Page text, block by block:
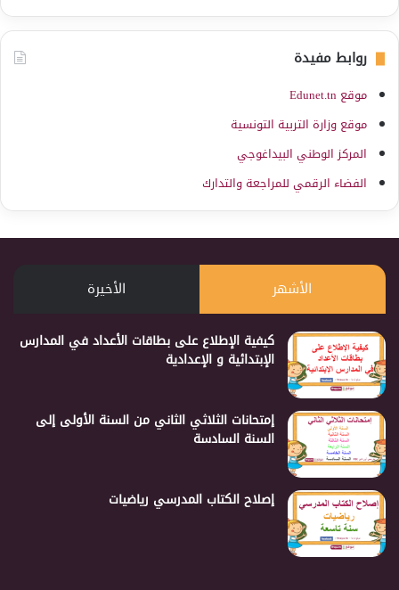
روابط مفيدة
موقع Edunet.tn
موقع وزارة التربية التونسية
المركز الوطني البيداغوجي
الفضاء الرقمي للمراجعة والتدارك
الأشهر الأخيرة
كيفية الإطلاع على بطاقات الأعداد في المدارس
الإبتدائية و الإعدادية
إمتحانات الثلاثي الثاني من السنة الأولى إلى
السنة السادسة
إصلاح الكتاب المدرسي رياضيات